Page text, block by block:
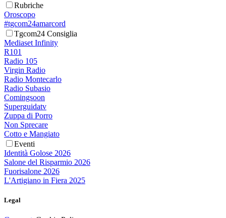
Rubriche
Oroscopo
#tgcom24amarcord
Tgcom24 Consiglia
Mediaset Infinity
R101
Radio 105
Virgin Radio
Radio Montecarlo
Radio Subasio
Comingsoon
Superguidatv
Zuppa di Porro
Non Sprecare
Cotto e Mangiato
Eventi
Identità Golose 2026
Salone del Risparmio 2026
Fuorisalone 2026
L'Artigiano in Fiera 2025
Legal